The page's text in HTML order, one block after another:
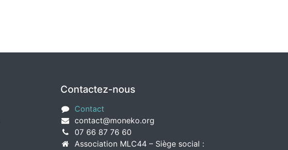
Contactez-nous
Contact
contact@moneko.org
07 66 87 76 60
Association MLC44 – Siège social :